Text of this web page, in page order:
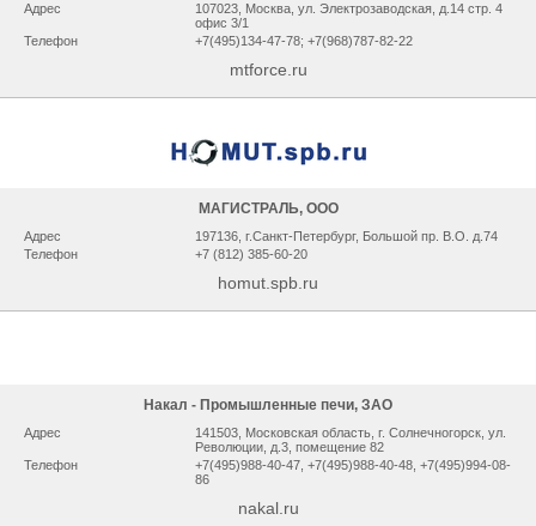
Адрес
107023, Москва, ул. Электрозаводская, д.14 стр. 4
офис 3/1
Телефон
+7(495)134-47-78; +7(968)787-82-22
mtforce.ru
МАГИСТРАЛЬ, ООО
Адрес
197136, г.Санкт-Петербург, Большой пр. В.О. д.74
Телефон
+7 (812) 385-60-20
homut.spb.ru
Накал - Промышленные печи, ЗАО
Адрес
141503, Мocкoвcкaя oблacть, г. Сoлнeчнoгopcк, ул.
Рeвoлюции, д.3, помещение 82
Телефон
+7(495)988-40-47, +7(495)988-40-48, +7(495)994-08-
86
nakal.ru